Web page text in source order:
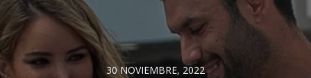
30 NOVIEMBRE, 2022